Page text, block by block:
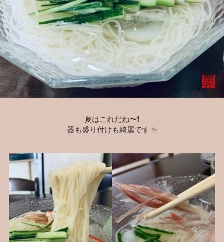
夏はこれだね〜❗️
器も盛り付けも綺麗です ✨